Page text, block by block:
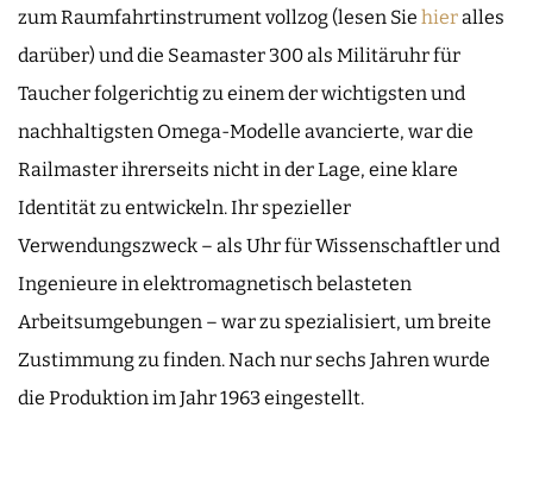
zum Raumfahrtinstrument vollzog (lesen Sie hieralles
darüber) und die Seamaster 300 als Militäruhr für
Taucher folgerichtig zu einem der wichtigsten und
nachhaltigsten Omega-Modelle avancierte, war die
Railmaster ihrerseits nicht in der Lage, eine klare
Identität zu entwickeln. Ihr spezieller
Verwendungszweck – als Uhr für Wissenschaftler und
Ingenieure in elektromagnetisch belasteten
Arbeitsumgebungen – war zu spezialisiert, um breite
Zustimmung zu finden. Nach nur sechs Jahren wurde
die Produktion im Jahr 1963 eingestellt.